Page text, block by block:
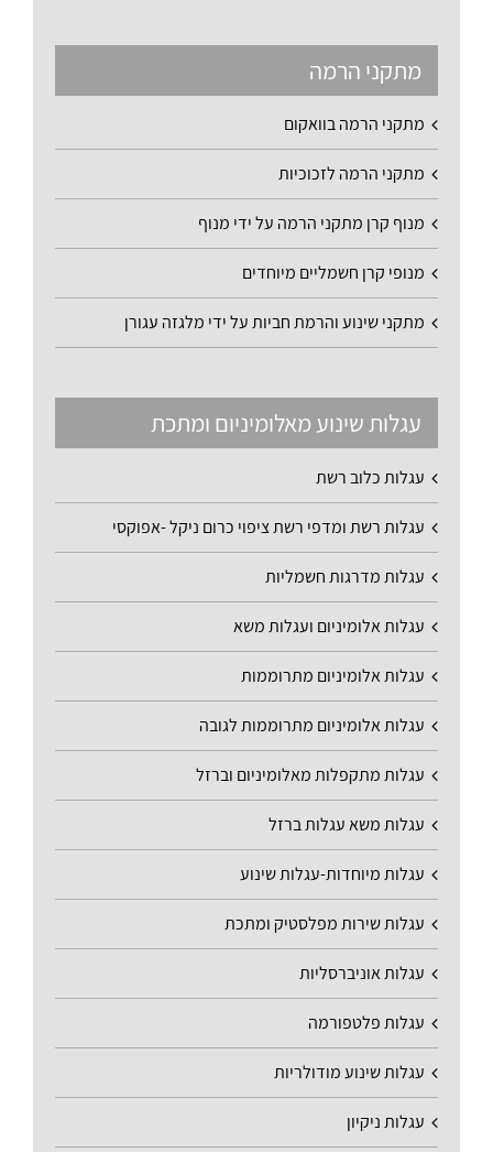
מתקני הרמה
מתקני הרמה בוואקום
מתקני הרמה לזכוכיות
מנוף קרן מתקני הרמה על ידי מנוף
מנופי קרן חשמליים מיוחדים
מתקני שינוע והרמת חביות על ידי מלגזה עגורן
עגלות שינוע מאלומיניום ומתכת
עגלות כלוב רשת
עגלות רשת ומדפי רשת ציפוי כרום ניקל -אפוקסי
עגלות מדרגות חשמליות
עגלות אלומיניום ועגלות משא
עגלות אלומיניום מתרוממות
עגלות אלומיניום מתרוממות לגובה
עגלות מתקפלות מאלומיניום וברזל
עגלות משא עגלות ברזל
עגלות מיוחדות-עגלות שינוע
עגלות שירות מפלסטיק ומתכת
עגלות אוניברסליות
עגלות פלטפורמה
עגלות שינוע מודולריות
עגלות ניקיון